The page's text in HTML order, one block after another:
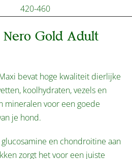
420-460
Gold Adult
bevat hoge kwaliteit dierlijke
koolhydraten, vezels en
mineralen voor een goede
je hond.
en chondroitine aan
zorgt het voor een juiste